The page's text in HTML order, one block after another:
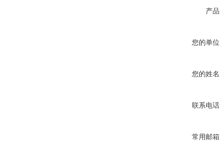
产品
您的单位
您的姓名
联系电话
常用邮箱